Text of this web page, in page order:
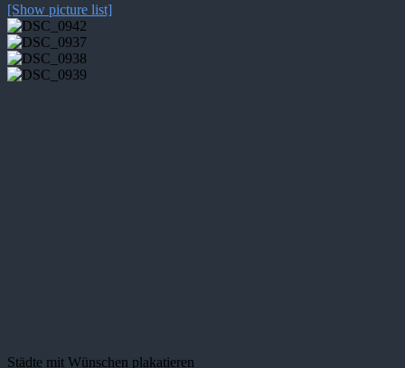
[Show picture list]
Städte mit Wünschen plakatieren